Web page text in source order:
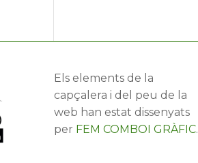
Els elements de la
capçalera i del peu de la
web han estat dissenyats
per FEM COMBOI GRÀFIC.